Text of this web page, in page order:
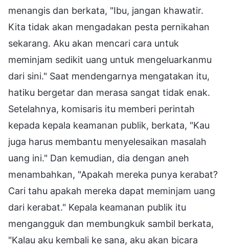
menangis dan berkata, "Ibu, jangan khawatir.
Kita tidak akan mengadakan pesta pernikahan
sekarang. Aku akan mencari cara untuk
meminjam sedikit uang untuk mengeluarkanmu
dari sini." Saat mendengarnya mengatakan itu,
hatiku bergetar dan merasa sangat tidak enak.
Setelahnya, komisaris itu memberi perintah
kepada kepala keamanan publik, berkata, "Kau
juga harus membantu menyelesaikan masalah
uang ini." Dan kemudian, dia dengan aneh
menambahkan, "Apakah mereka punya kerabat?
Cari tahu apakah mereka dapat meminjam uang
dari kerabat." Kepala keamanan publik itu
mengangguk dan membungkuk sambil berkata,
"Kalau aku kembali ke sana, aku akan bicara